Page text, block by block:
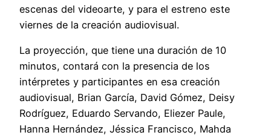
escenas del videoarte, y para el estreno este
viernes de la creación audiovisual.
La proyección, que tiene una duración de 10
minutos, contará con la presencia de los
intérpretes y participantes en esa creación
audiovisual, Brian García, David Gómez, Deisy
Rodríguez, Eduardo Servando, Eliezer Paule,
Hanna Hernández, Jéssica Francisco, Mahda